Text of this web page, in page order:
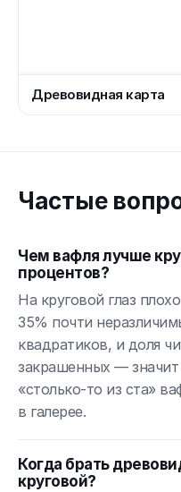
Древовидная карта
Частые
Чем вафля лучше
процентов?
На круговой глаз
35% почти
квадратиков, и доля
закрашенных — значит
«столько-то из ста»
в галерее.
Когда брать
круговой?